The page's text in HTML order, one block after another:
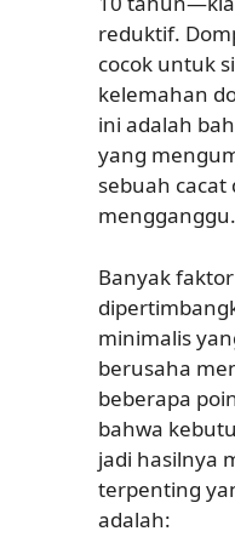
reduktif.
cocok untuk
kelemahan
ini adalah
yang
sebuah
mengganggu.
Banyak
minimalis
berusaha
beberapa
bahwa
jadi hasilnya
terpenting
adalah: